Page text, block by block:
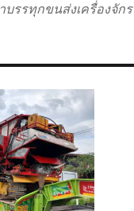
บรรทุกขนส่งเครื่องจักร